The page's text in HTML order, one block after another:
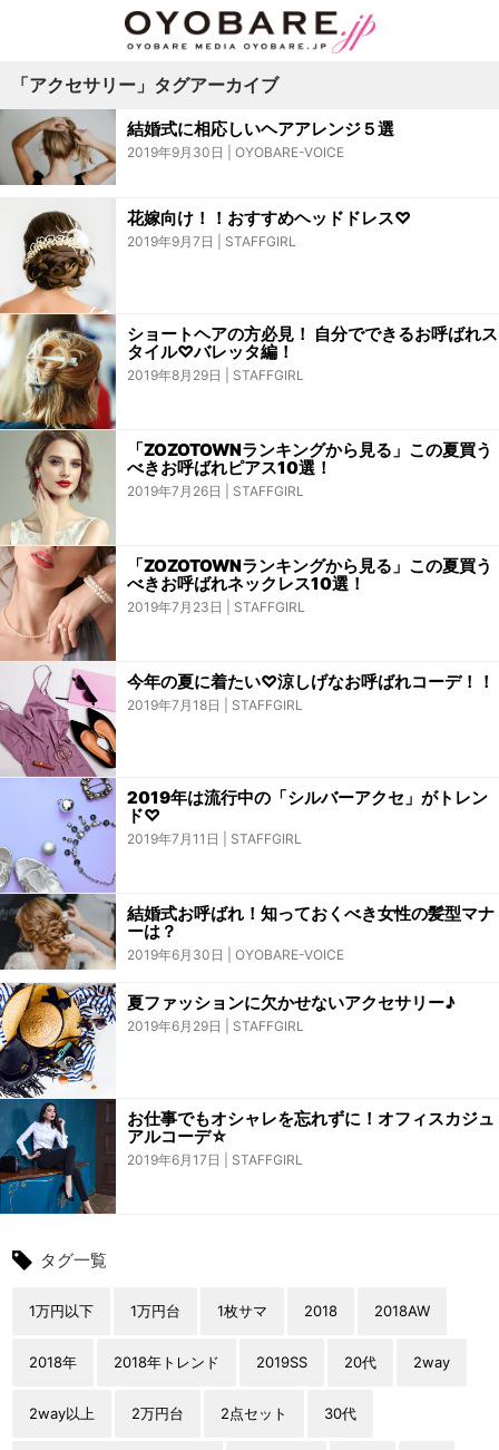
「アクセサリー」タグアーカイブ
結婚式に相応しいヘアアレンジ５選
2019年9月30日 OYOBARE-VOICE
花嫁向け！！おすすめヘッドドレス♡
2019年9月7日 STAFFGIRL
ショートヘアの方必見！ 自分でできるお呼ばれス
タイル♡バレッタ編！
2019年8月29日 STAFFGIRL
「ZOZOTOWNランキングから見る」この夏買う
べきお呼ばれピアス10選！
2019年7月26日 STAFFGIRL
「ZOZOTOWNランキングから見る」この夏買う
べきお呼ばれネックレス10選！
2019年7月23日 STAFFGIRL
今年の夏に着たい♡涼しげなお呼ばれコーデ！！
2019年7月18日 STAFFGIRL
2019年は流行中の「シルバーアクセ」がトレン
ド♡
2019年7月11日 STAFFGIRL
結婚式お呼ばれ！知っておくべき女性の髪型マナ
ーは？
2019年6月30日 OYOBARE-VOICE
夏ファッションに欠かせないアクセサリー♪
2019年6月29日 STAFFGIRL
お仕事でもオシャレを忘れずに！オフィスカジュ
アルコーデ☆
2019年6月17日 STAFFGIRL
タグ一覧
1万円以下 1万円台 1枚サマ 2018 2018AW
2018年 2018年トレンド 2019SS 20代 2way
2way以上 2万円台 2点セット 30代